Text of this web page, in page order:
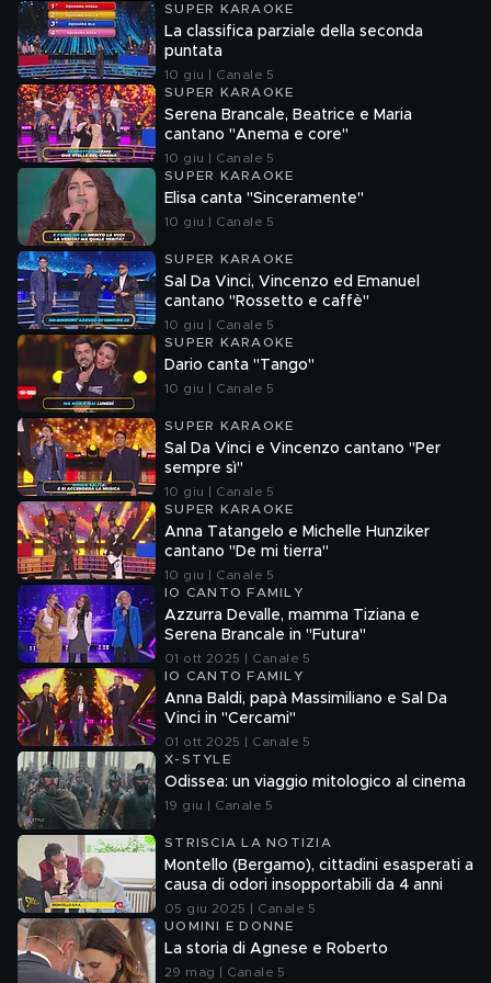
SUPER KARAOKE
La classifica parziale della seconda
puntata
10 giu | Canale 5
SUPER KARAOKE
Serena Brancale, Beatrice e Maria
cantano "Anema e core"
10 giu | Canale 5
SUPER KARAOKE
Elisa canta "Sinceramente"
10 giu | Canale 5
SUPER KARAOKE
Sal Da Vinci, Vincenzo ed Emanuel
cantano "Rossetto e caffè"
10 giu | Canale 5
SUPER KARAOKE
Dario canta "Tango"
10 giu | Canale 5
SUPER KARAOKE
Sal Da Vinci e Vincenzo cantano "Per
sempre sì"
10 giu | Canale 5
SUPER KARAOKE
Anna Tatangelo e Michelle Hunziker
cantano "De mi tierra"
10 giu | Canale 5
IO CANTO FAMILY
Azzurra Devalle, mamma Tiziana e
Serena Brancale in "Futura"
01 ott 2025 | Canale 5
IO CANTO FAMILY
Anna Baldi, papà Massimiliano e Sal Da
Vinci in "Cercami"
01 ott 2025 | Canale 5
X-STYLE
Odissea: un viaggio mitologico al cinema
19 giu | Canale 5
STRISCIA LA NOTIZIA
Montello (Bergamo), cittadini esasperati a
causa di odori insopportabili da 4 anni
05 giu 2025 | Canale 5
UOMINI E DONNE
La storia di Agnese e Roberto
29 mag | Canale 5